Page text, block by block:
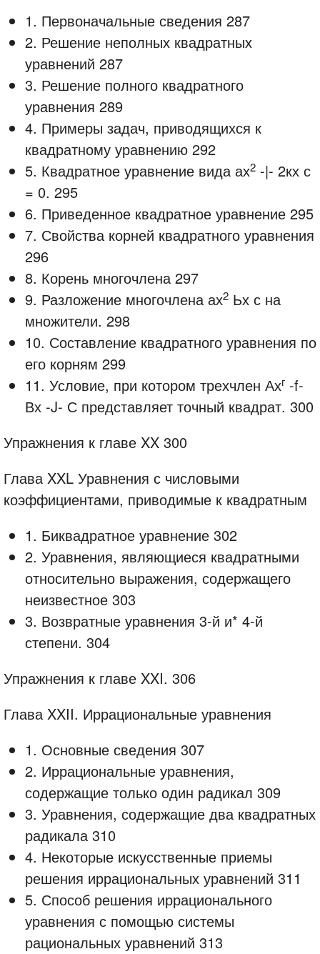
1. Первоначальные сведения 287
2. Решение неполных квадратных
уравнений 287
3. Решение полного квадратного
уравнения 289
4. Примеры задач, приводящихся к
квадратному уравнению 292
5. Квадратное уравнение вида ах2 -|- 2кх с
= 0. 295
6. Приведенное квадратное уравнение 295
7. Свойства корней квадратного уравнения
296
8. Корень многочлена 297
9. Разложение многочлена ах2 Ьх с на
множители. 298
10. Составление квадратного уравнения по
его корням 299
11. Условие, при котором трехчлен Ахг -f-
Вх -J- С представляет точный квадрат. 300
Упражнения к главе XX 300
Глава XXL Уравнения с числовыми
коэффициентами, приводимые к квадратным
1. Биквадратное уравнение 302
2. Уравнения, являющиеся квадратными
относительно выражения, содержащего
неизвестное 303
3. Возвратные уравнения 3-й и* 4-й
степени. 304
Упражнения к главе XXI. 306
Глава XXII. Иррациональные уравнения
1. Основные сведения 307
2. Иррациональные уравнения,
содержащие только один радикал 309
3. Уравнения, содержащие два квадратных
радикала 310
4. Некоторые искусственные приемы
решения иррациональных уравнений 311
5. Способ решения иррационального
уравнения с помощью системы
рациональных уравнений 313